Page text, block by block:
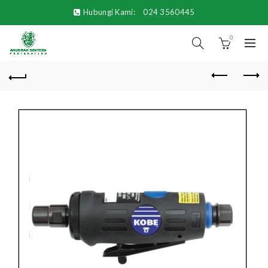
Hubungi Kami: 024 3560445
0